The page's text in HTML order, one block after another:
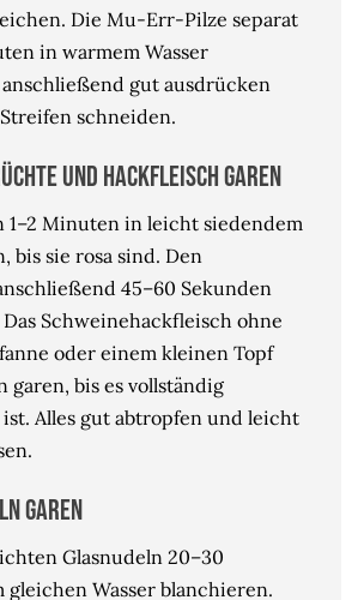
Die Mu-Err-Pilze separat
in warmem Wasser
gut ausdrücken
schneiden.
und Hackfleisch garen
1–2 Minuten in leicht siedendem
bis sie rosa sind. Den
45–60 Sekunden
Schweinehackfleisch ohne
oder einem kleinen Topf
garen, bis es vollständig
Alles gut abtropfen und leicht
garen
Glasnudeln 20–30
gleichen Wasser blanchieren.